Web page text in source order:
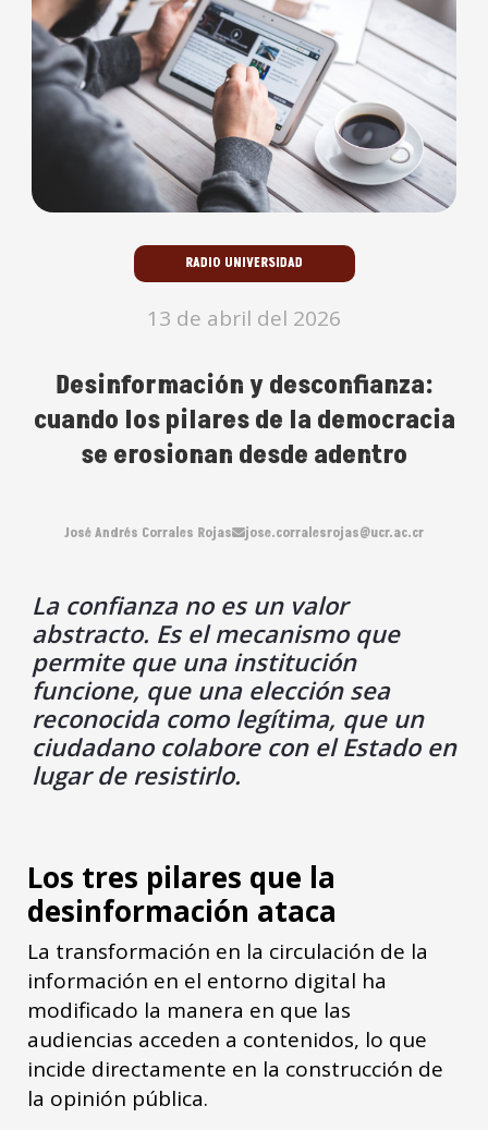
RADIO UNIVERSIDAD
13 de abril del 2026
Desinformación y desconfianza:
cuando los pilares de la democracia
se erosionan desde adentro
José Andrés Corrales Rojas jose.corralesrojas@ucr.ac.cr
La confianza no es un valor
abstracto. Es el mecanismo que
permite que una institución
funcione, que una elección sea
reconocida como legítima, que un
ciudadano colabore con el Estado en
lugar de resistirlo.
Los tres pilares que la
desinformación ataca
La transformación en la circulación de la
información en el entorno digital ha
modificado la manera en que las
audiencias acceden a contenidos, lo que
incide directamente en la construcción de
la opinión pública.